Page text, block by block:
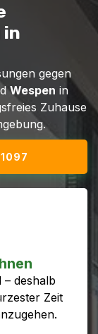
in
gegen
Wespen in
Zuhause
– deshalb
Zeit